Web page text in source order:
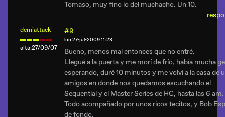
Tomaso, muy fino lo del muchacho. Un 10.
demiattack
alta:27/09/07
#9
lun 27-jul-2009 11:28
Bueno, menos mal entonces que no entré.
Llegué a la puerta y me morí de frío, había mucha
esperando, duré 10 minutos y me volví a la casa de
amigos en donde nos quedamos escuchando el
Sequential y el Master Series de HC, hasta las 6 am.
Todo acompañado por unos ricos tecitos, y Bob
de fondo.